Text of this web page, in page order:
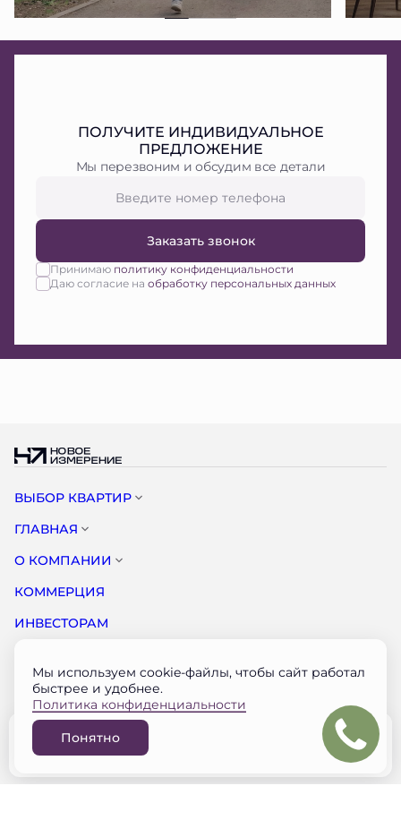
ПОЛУЧИТЕ ИНДИВИДУАЛЬНОЕ
ПРЕДЛОЖЕНИЕ
Мы перезвоним и обсудим все детали
Заказать звонок
Принимаю политику конфиденциальности
Даю согласие на обработку персональных данных
ВЫБОР КВАРТИР
ГЛАВНАЯ
О КОМПАНИИ
КОММЕРЦИЯ
ИНВЕСТОРАМ
КОНТАКТЫ
Документация застройщика на наш.дом.рф
© НОВОЕ ИЗМЕРЕНИЕ 2026
Разработано
Мы используем cookie-файлы, чтобы сайт работал
быстрее и удобнее.
Политика конфиденциальности
Понятно